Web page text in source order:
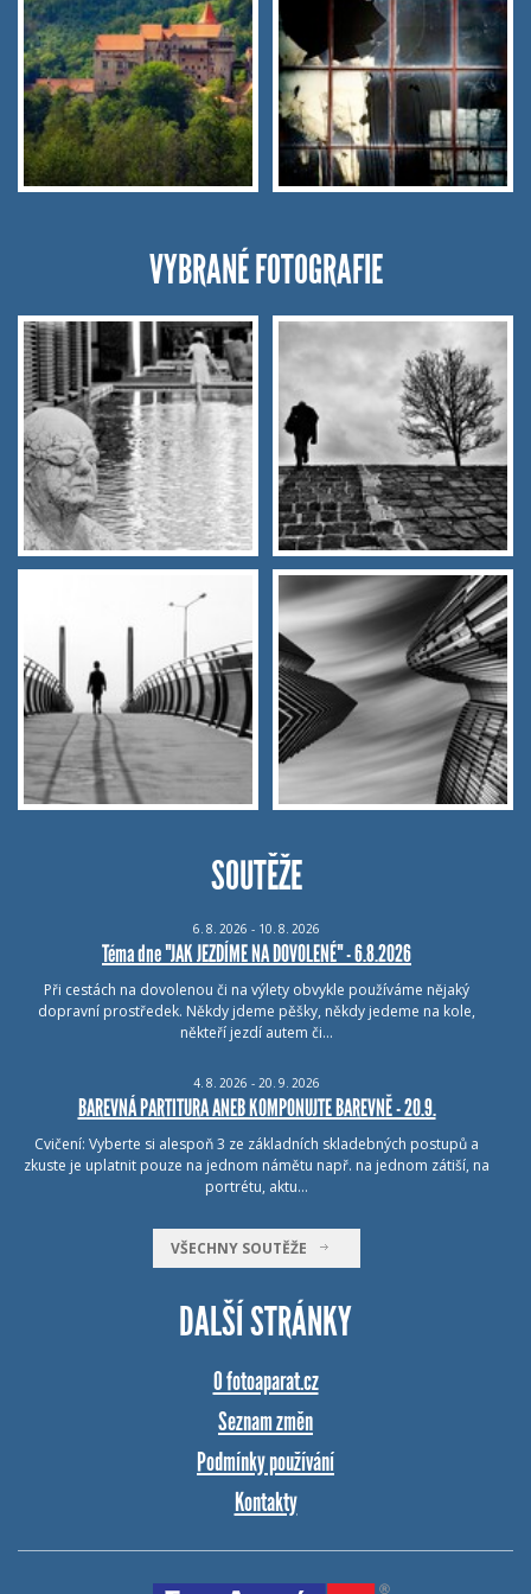
VYBRANÉ FOTOGRAFIE
SOUTĚŽE
6. 8. 2026 - 10. 8. 2026
Téma dne "JAK JEZDÍME NA DOVOLENÉ" - 6.8.2026
Při cestách na dovolenou či na výlety obvykle používáme nějaký
dopravní prostředek. Někdy jdeme pěšky, někdy jedeme na kole,
někteří jezdí autem či…
4. 8. 2026 - 20. 9. 2026
BAREVNÁ PARTITURA ANEB KOMPONUJTE BAREVNĚ - 20.9.
Cvičení: Vyberte si alespoň 3 ze základních skladebných postupů a
zkuste je uplatnit pouze na jednom námětu např. na jednom zátiší, na
portrétu, aktu…
VŠECHNY SOUTĚŽE
DALŠÍ STRÁNKY
O fotoaparat.cz
Seznam změn
Podmínky používání
Kontakty